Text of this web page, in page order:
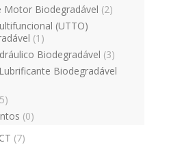
Motor Biodegradável (2)
(UTTO)
(1)
Biodegradável (3)
Biodegradável
(0)
(7)